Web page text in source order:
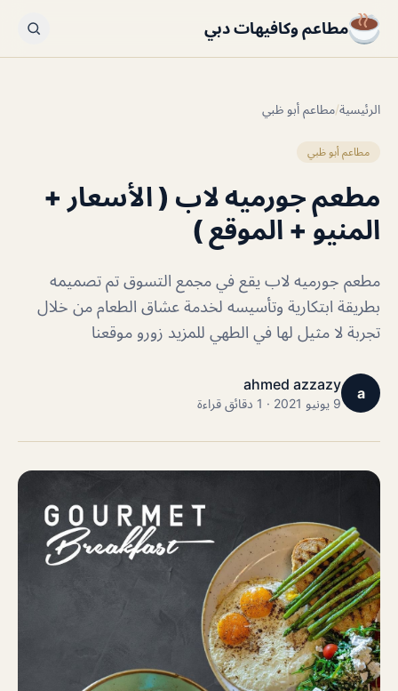
مطاعم وكافيهات دبي
الرئيسية/مطاعم أبو ظبي
مطاعم أبو ظبي
مطعم جورميه لاب ( الأسعار +
المنيو + الموقع )
مطعم جورميه لاب يقع في مجمع التسوق تم تصميمه
بطريقة ابتكارية وتأسيسه لخدمة عشاق الطعام من خلال
تجربة لا مثيل لها في الطهي للمزيد زورو موقعنا
a
ahmed azzazy
9 يونيو 2021 · 1 دقائق قراءة